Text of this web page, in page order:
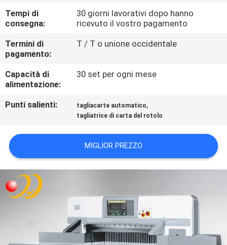
RICHIEDA
UNA
CITAZIONE
MAPPA
DEL
SITO
PRIVACY
Tempi di
consegna:
30 giorni lavorativi dopo hanno
ricevuto il vostro pagamento
Termini di
pagamento:
T / T o unione occidentale
Capacità di
alimentazione:
30 set per ogni mese
Punti salienti: tagliacarte automatico,
tagliatrice di carta del rotolo
MIGLIOR PREZZO